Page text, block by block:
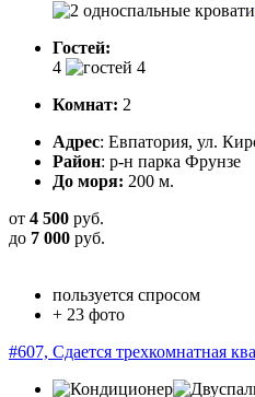
Гостей:
4
Комнат: 2
Адрес: Евпатория, ул.
Район: р-н парка Фрунзе
До моря: 200 м.
от 4 500 руб.
до 7 000 руб.
пользуется спросом
+ 23 фото
#607, Сдается трехкомнатная